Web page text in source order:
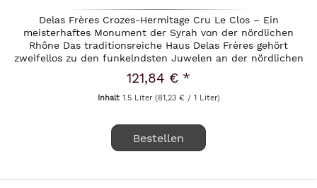
Delas Frères Crozes-Hermitage Cru Le Clos – Ein
meisterhaftes Monument der Syrah von der nördlichen
Rhône Das traditionsreiche Haus Delas Frères gehört
zweifellos zu den funkelndsten Juwelen an der nördlichen
Rhône. Mit einer...
121,84 € *
Inhalt 1.5 Liter (81,23 € / 1 Liter)
Bestellen